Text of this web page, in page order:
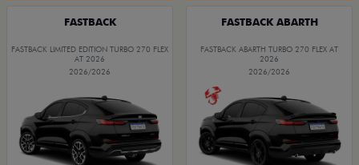
FASTBACK
FASTBACK LIMITED EDITION TURBO 270 FLEX
AT 2026
2026/2026
FASTBACK ABARTH
FASTBACK ABARTH TURBO 270 FLEX AT
2026
2026/2026